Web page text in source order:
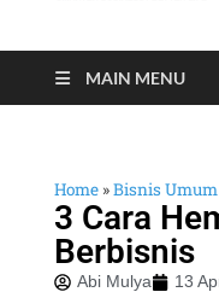
MAIN MENU
Home »Bisnis Umum
3 Cara
Berbisnis
Abi Mulya 13